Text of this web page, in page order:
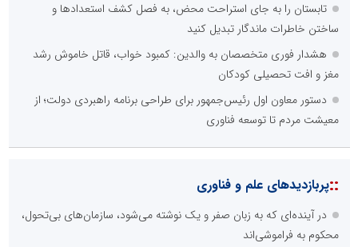
تابستان را به جای استراحت محض، به فصل کشف استعدادها و
ساختن خاطرات ماندگار تبدیل کنید
هشدار فوری متخصصان به والدین: کمبود خواب، قاتل خاموش رشد
مغز و افت تحصیلی کودکان
دستور معاون اول رئیس‌جمهور برای طراحی برنامه راهبردی دولت؛ از
معیشت مردم تا توسعه فناوری
::پربازدیدهای علم و فناوری
در آینده‌ای که به زبان صفر و یک نوشته می‌شود، سازمان‌های بی‌تحول،
محکوم به فراموشی‌اند